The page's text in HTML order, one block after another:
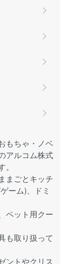
もちゃ・ノベ
アルコム株式
まごとキッチ
ーム)、ドミ
ペット用クー
も取り扱って
ントやクリス